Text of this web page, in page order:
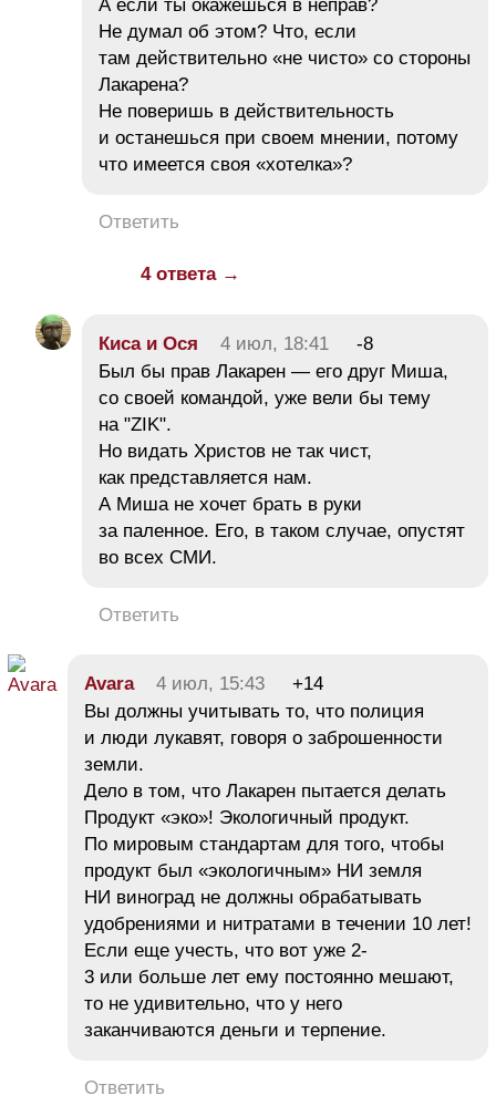
А если ты окажешься в неправ?
Не думал об этом? Что, если
там действительно «не чисто» со стороны
Лакарена?
Не поверишь в действительность
и останешься при своем мнении, потому
что имеется своя «хотелка»?
Ответить
4 ответа →
Киса и Ося 4 июл, 18:41
-8
Был бы прав Лакарен — его друг Миша,
со своей командой, уже вели бы тему
на "ZIK".
Но видать Христов не так чист,
как представляется нам.
А Миша не хочет брать в руки
за паленное. Его, в таком случае, опустят
во всех СМИ.
Ответить
Avara 4 июл, 15:43
+14
Вы должны учитывать то, что полиция
и люди лукавят, говоря о заброшенности
земли.
Дело в том, что Лакарен пытается делать
Продукт «эко»! Экологичный продукт.
По мировым стандартам для того, чтобы
продукт был «экологичным» НИ земля
НИ виноград не должны обрабатывать
удобрениями и нитратами в течении 10 лет!
Если еще учесть, что вот уже 2-
3 или больше лет ему постоянно мешают,
то не удивительно, что у него
заканчиваются деньги и терпение.
Ответить